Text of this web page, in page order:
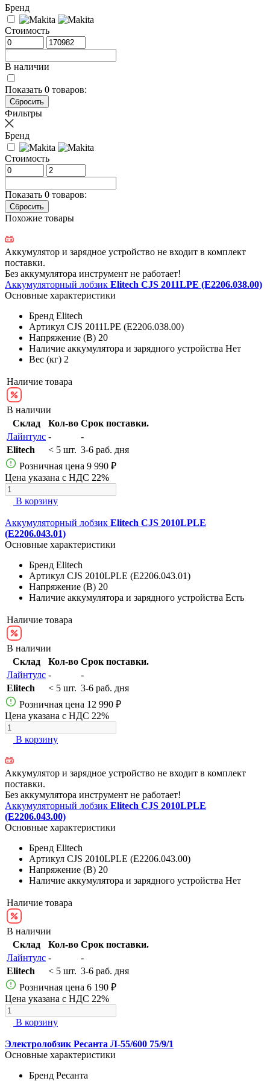
Бренд
Стоимость
В наличии
Показать 0 товаров:
Фильтры
Бренд
Стоимость
Показать 0 товаров:
Похожие товары
Аккумулятор и зарядное устройство не входит в комплект
поставки.
Без аккумулятора инструмент не работает!
Аккумуляторный лобзик Elitech CJS 2011LPE (E2206.038.00)
Основные характеристики
Бренд Elitech
Артикул CJS 2011LPE (E2206.038.00)
Напряжение (В) 20
Наличие аккумулятора и зарядного устройства Нет
Вес (кг) 2
Наличие товара
В наличии
Склад
Кол-во Срок поставки.
Лайнтулс -
-
Elitech
< 5 шт. 3-6 раб. дня
Розничная цена 9 990 ₽
Цена указана с НДС 22%
В корзину
Аккумуляторный лобзик Elitech CJS 2010LPLE
(E2206.043.01)
Основные характеристики
Бренд Elitech
Артикул CJS 2010LPLE (E2206.043.01)
Напряжение (В) 20
Наличие аккумулятора и зарядного устройства Есть
Наличие товара
В наличии
Склад
Кол-во Срок поставки.
Лайнтулс -
-
Elitech
< 5 шт. 3-6 раб. дня
Розничная цена 12 990 ₽
Цена указана с НДС 22%
В корзину
Аккумулятор и зарядное устройство не входит в комплект
поставки.
Без аккумулятора инструмент не работает!
Аккумуляторный лобзик Elitech CJS 2010LPLE
(E2206.043.00)
Основные характеристики
Бренд Elitech
Артикул CJS 2010LPLE (E2206.043.00)
Напряжение (В) 20
Наличие аккумулятора и зарядного устройства Нет
Наличие товара
В наличии
Склад
Кол-во Срок поставки.
Лайнтулс -
-
Elitech
< 5 шт. 3-6 раб. дня
Розничная цена 6 190 ₽
Цена указана с НДС 22%
В корзину
Электролобзик Ресанта Л-55/600 75/9/1
Основные характеристики
Бренд Ресанта